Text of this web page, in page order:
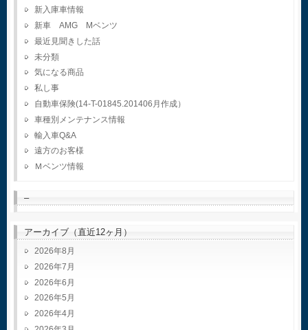
新入庫車情報
新車 AMG Mベンツ
最近見聞きした話
未分類
気になる商品
私し事
自動車保険(14-T-01845.201406月作成）
車種別メンテナンス情報
輸入車Q&A
遠方のお客様
Ｍベンツ情報
–
アーカイブ（直近12ヶ月）
2026年8月
2026年7月
2026年6月
2026年5月
2026年4月